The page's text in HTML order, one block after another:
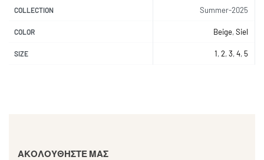
COLLECTION Summer-2025
COLOR Beige,Siel
SIZE 1,2,3,4,5
ΑΚΟΛΟΥΘΗΣΤΕ ΜΑΣ